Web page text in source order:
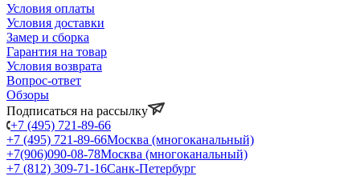
Условия оплаты
Условия доставки
Замер и сборка
Гарантия на товар
Условия возврата
Вопрос-ответ
Обзоры
Подписаться на рассылку
+7 (495) 721-89-66
+7 (495) 721-89-66Москва (многоканальный)
+7(906)090-08-78Москва (многоканальный)
+7 (812) 309-71-16Санк-Петербург